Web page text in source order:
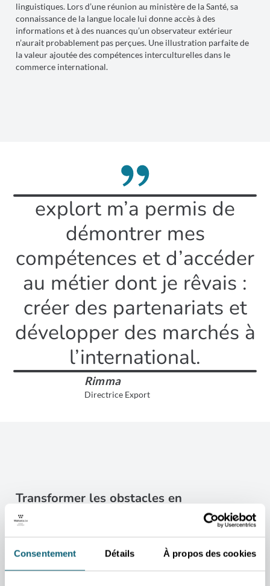
Consentement Détails À propos des cookies
linguistiques. Lors d’une réunion au ministère de la Santé, sa
connaissance de la langue locale lui donne accès à des
informations et à des nuances qu’un observateur extérieur
n’aurait probablement pas perçues. Une illustration parfaite de
la valeur ajoutée des compétences interculturelles dans le
commerce international.
explort m’a permis de
démontrer mes
compétences et d’accéder
au métier dont je rêvais :
créer des partenariats et
développer des marchés à
l’international.
Rimma
Directrice Export
Transformer les obstacles en
opportunités
Comme souvent dans le secteur pharmaceutique, les barrières
réglementaires sont nombreuses. Malgré l’intérêt manifesté par
plusieurs partenaires potentiels, certaines contraintes
empêchent une concrétisation immédiate des projets